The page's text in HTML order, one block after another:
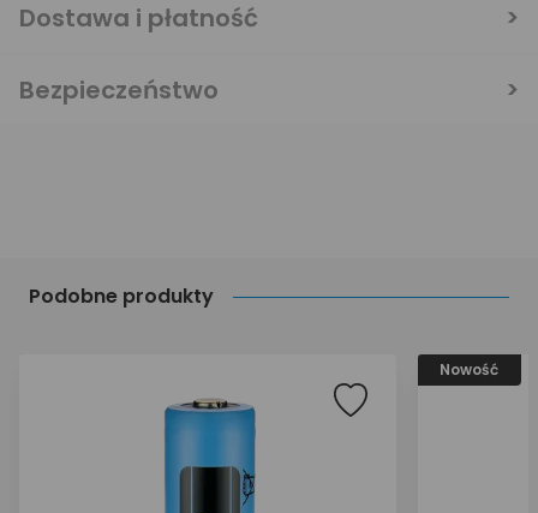
Podobne produkty
Nowość
Dostawa i płatność
Bezpieczeństwo